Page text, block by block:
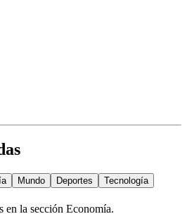
Mundo Deportes
Tecnología
en la sección Economía.